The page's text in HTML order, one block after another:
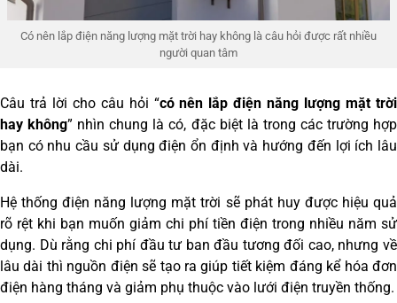
Có nên lắp điện năng lượng mặt trời hay không là câu hỏi được rất nhiều
người quan tâm
Câu trả lời cho câu hỏi “có nên lắp điện năng lượng mặt trời
hay không” nhìn chung là có, đặc biệt là trong các trường hợp
bạn có nhu cầu sử dụng điện ổn định và hướng đến lợi ích lâu
dài.
Hệ thống điện năng lượng mặt trời sẽ phát huy được hiệu quả
rõ rệt khi bạn muốn giảm chi phí tiền điện trong nhiều năm sử
dụng. Dù rằng chi phí đầu tư ban đầu tương đối cao, nhưng về
lâu dài thì nguồn điện sẽ tạo ra giúp tiết kiệm đáng kể hóa đơn
điện hàng tháng và giảm phụ thuộc vào lưới điện truyền thống.